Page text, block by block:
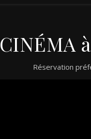
CINÉMA
Réservation